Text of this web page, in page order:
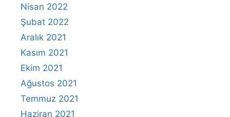
Nisan 2022
Şubat 2022
Aralık 2021
Kasım 2021
Ekim 2021
Ağustos 2021
Temmuz 2021
Haziran 2021